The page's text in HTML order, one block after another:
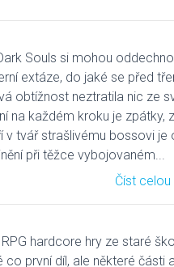
Souls si mohou
extáze, do jaké se před
obtížnost neztratila nic ze
na každém kroku je zpátky,
v tvář strašlivému bossovi je
při těžce vybojovaném...
Číst
hardcore hry ze staré
co první díl, ale některé části